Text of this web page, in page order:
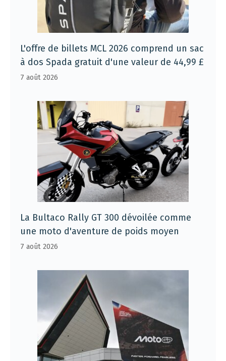
L'offre de billets MCL 2026 comprend un sac
à dos Spada gratuit d'une valeur de 44,99 £
7 août 2026
La Bultaco Rally GT 300 dévoilée comme
une moto d'aventure de poids moyen
7 août 2026